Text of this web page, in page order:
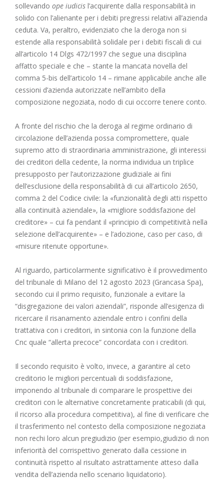
sollevando ope iudicis l’acquirente dalla responsabilità in
solido con l’alienante per i debiti pregressi relativi all’azienda
ceduta. Va, peraltro, evidenziato che la deroga non si
estende alla responsabilità solidale per i debiti fiscali di cui
all’articolo 14 Dlgs 472/1997 che segue una disciplina
affatto speciale e che – stante la mancata novella del
comma 5-bis dell’articolo 14 – rimane applicabile anche alle
cessioni d’azienda autorizzate nell’ambito della
composizione negoziata, nodo di cui occorre tenere conto.
A fronte del rischio che la deroga al regime ordinario di
circolazione dell’azienda possa compromettere, quale
supremo atto di straordinaria amministrazione, gli interessi
dei creditori della cedente, la norma individua un triplice
presupposto per l’autorizzazione giudiziale ai fini
dell’esclusione della responsabilità di cui all’articolo 2650,
comma 2 del Codice civile: la «funzionalità degli atti rispetto
alla continuità aziendale», la «migliore soddisfazione del
creditore» – cui fa pendant il «principio di competitività nella
selezione dell’acquirente» – e l’adozione, caso per caso, di
«misure ritenute opportune».
Al riguardo, particolarmente significativo è il provvedimento
del tribunale di Milano del 12 agosto 2023 (Grancasa Spa),
secondo cui il primo requisito, funzionale a evitare la
“disgregazione dei valori aziendali”, risponde all’esigenza di
ricercare il risanamento aziendale entro i confini della
trattativa con i creditori, in sintonia con la funzione della
Cnc quale “allerta precoce” concordata con i creditori.
Il secondo requisito è volto, invece, a garantire al ceto
creditorio le migliori percentuali di soddisfazione,
imponendo al tribunale di comparare le prospettive dei
creditori con le alternative concretamente praticabili (di qui,
il ricorso alla procedura competitiva), al fine di verificare che
il trasferimento nel contesto della composizione negoziata
non rechi loro alcun pregiudizio (per esempio,giudizio di non
inferiorità del corrispettivo generato dalla cessione in
continuità rispetto al risultato astrattamente atteso dalla
vendita dell’azienda nello scenario liquidatorio).